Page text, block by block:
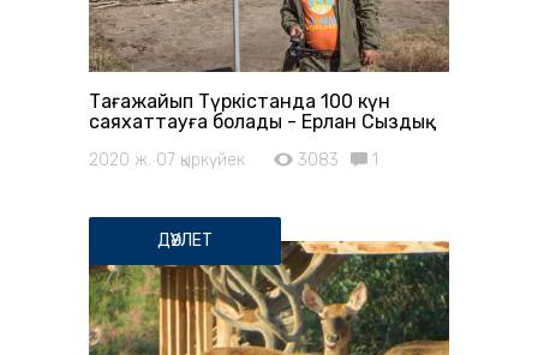
Таңғажайып Түркістанда 100 күн
саяхаттауға болады - Ерлан Сыздық
2020 ж. 07 қыркүйек 3083 1
ДӘУЛЕТ